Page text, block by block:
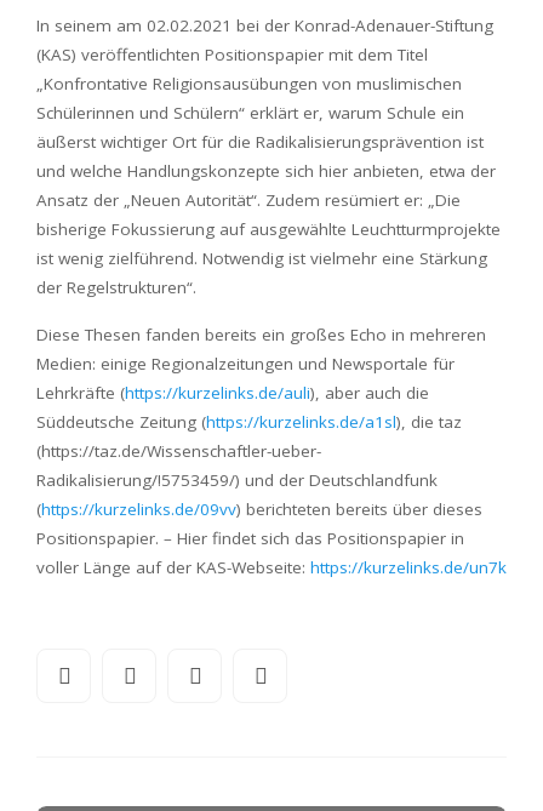
In seinem am 02.02.2021 bei der Konrad-Adenauer-Stiftung
(KAS) veröffentlichten Positionspapier mit dem Titel
„Konfrontative Religionsausübungen von muslimischen
Schülerinnen und Schülern“ erklärt er, warum Schule ein
äußerst wichtiger Ort für die Radikalisierungsprävention ist
und welche Handlungskonzepte sich hier anbieten, etwa der
Ansatz der „Neuen Autorität“. Zudem resümiert er: „Die
bisherige Fokussierung auf ausgewählte Leuchtturmprojekte
ist wenig zielführend. Notwendig ist vielmehr eine Stärkung
der Regelstrukturen“.
Diese Thesen fanden bereits ein großes Echo in mehreren
Medien: einige Regionalzeitungen und Newsportale für
Lehrkräfte (https://kurzelinks.de/auli), aber auch die
Süddeutsche Zeitung (https://kurzelinks.de/a1sl), die taz
(https://taz.de/Wissenschaftler-ueber-
Radikalisierung/!5753459/) und der Deutschlandfunk
(https://kurzelinks.de/09vv) berichteten bereits über dieses
Positionspapier. – Hier findet sich das Positionspapier in
voller Länge auf der KAS-Webseite: https://kurzelinks.de/un7k